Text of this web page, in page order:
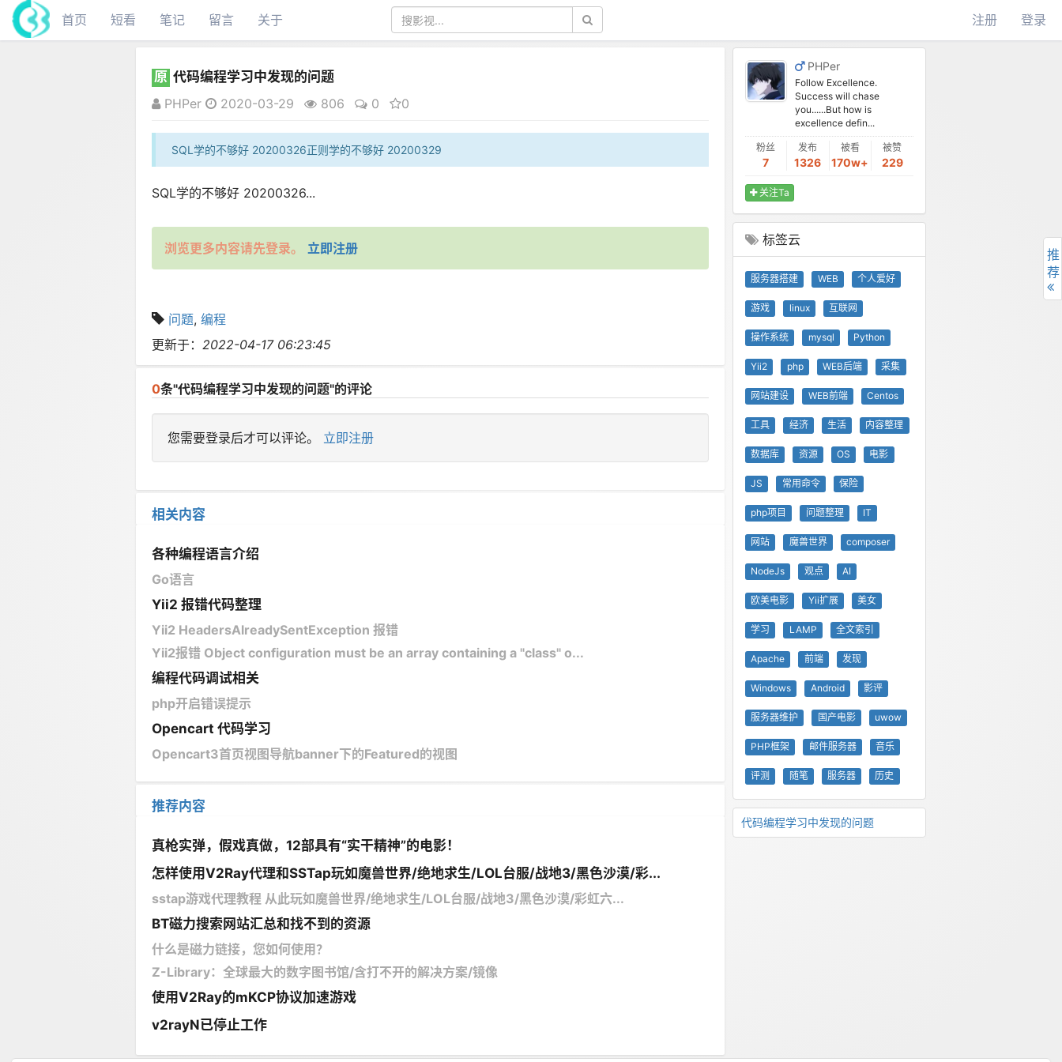
首页 短看 笔记 留言 关于 注册 登录
原 代码编程学习中发现的问题
PHPer
2020-03-29 806 0 0
SQL学的不够好 20200326正则学的不够好 20200329
SQL学的不够好 20200326...
浏览更多内容请先登录。 立即注册
问题, 编程
更新于： 2022-04-17 06:23:45
0条"代码编程学习中发现的问题"的评论
您需要登录后才可以评论。 立即注册
相关内容
各种编程语言介绍
Go语言
Yii2 报错代码整理
Yii2 HeadersAlreadySentException 报错
Yii2报错 Object configuration must be an array containing a "class" o...
编程代码调试相关
php开启错误提示
Opencart 代码学习
Opencart3首页视图导航banner下的Featured的视图
推荐内容
真枪实弹，假戏真做，12部具有“实干精神”的电影！
怎样使用V2Ray代理和SSTap玩如魔兽世界/绝地求生/LOL台服/战地3/黑色沙漠/彩...
sstap游戏代理教程 从此玩如魔兽世界/绝地求生/LOL台服/战地3/黑色沙漠/彩虹六...
BT磁力搜索网站汇总和找不到的资源
什么是磁力链接，您如何使用？
Z-Library：全球最大的数字图书馆/含打不开的解决方案/镜像
使用V2Ray的mKCP协议加速游戏
v2rayN已停止工作
PHPer
Follow Excellence.
Success will chase
you......But how is
excellence defin...
粉丝
7
发布
1326
被看
170w+
被赞
229
关注Ta
标签云
服务器搭建 WEB 个人爱好
游戏 linux 互联网
操作系统 mysql Python
Yii2 php WEB后端 采集
网站建设 WEB前端 Centos
工具 经济 生活 内容整理
数据库 资源 OS 电影
JS 常用命令 保险
php项目 问题整理 IT
网站 魔兽世界 composer
NodeJs 观点 AI
欧美电影 Yii扩展 美女
学习 LAMP 全文索引
Apache 前端 发现
Windows Android 影评
服务器维护 国产电影 uwow
PHP框架 邮件服务器 音乐
评测 随笔 服务器 历史
代码编程学习中发现的问题
推
荐